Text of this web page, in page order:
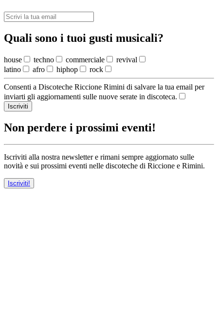
Quali sono i tuoi gusti musicali?
house techno commerciale
revival
latino
afro hiphop rock
Consenti a Discoteche Riccione Rimini di salvare la tua email per
inviarti gli aggiornamenti sulle nuove serate in discoteca.
Iscriviti
Non perdere i prossimi eventi!
Iscriviti alla nostra newsletter e rimani sempre aggiornato sulle
novità e sui prossimi eventi nelle discoteche di Riccione e Rimini.
Iscriviti!